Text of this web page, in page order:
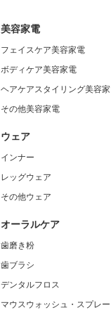
美容家電
フェイスケア美容家電
ボディケア美容家電
ヘアケアスタイリング美容
その他美容家電
ウェア
インナー
レッグウェア
その他ウェア
オーラルケア
歯磨き粉
歯ブラシ
デンタルフロス
マウスウォッシュ・スプレー